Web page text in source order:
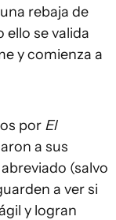
rebaja de
ello se valida
y comienza a
por El
a sus
(salvo
a ver si
y logran